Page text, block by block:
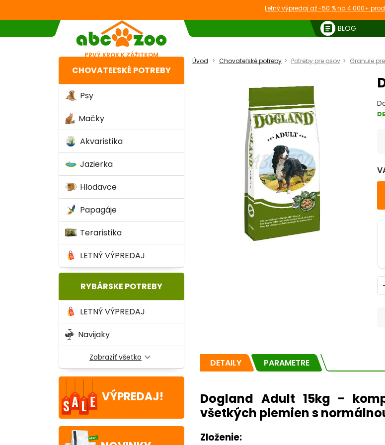
Letný výpredaj až -50 % na 4 000+
PRVÝ KROK K ZÁŽITKOM
article BLOG
CHOVATEĽSKÉ POTREBY
Psy
Mačky
Akvaristika
Jazierka
Hlodavce
Papagáje
Teraristika
LETNÝ VÝPREDAJ
RYBÁRSKE POTREBY
LETNÝ VÝPREDAJ
Navijaky
Zobraziť všetko expand_more
VÝPREDAJ!
Úvod Chovateľské potreby Potreby pre psov Granule
DETAILY PARAMETRE
Dogland Adult 15kg -
všetkých plemien s
Zloženie: